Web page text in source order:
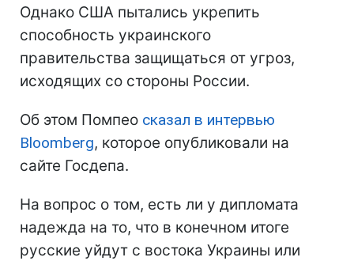
Однако США пытались укрепить
способность украинского
правительства защищаться от угроз,
исходящих со стороны России.
Об этом Помпео сказал в интервью
Bloomberg, которое опубликовали на
сайте Госдепа.
На вопрос о том, есть ли у дипломата
надежда на то, что в конечном итоге
русские уйдут с востока Украины или